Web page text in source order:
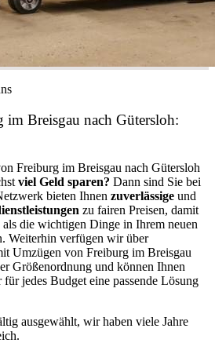
Breisgau nach Gütersloh:
Freiburg im Breisgau nach Gütersloh
viel Geld sparen? Dann sind Sie bei
bieten Ihnen zuverlässige und
zu fairen Preisen, damit
als die wichtigen Dinge in Ihrem neuen
Weiterhin verfügen wir über
Umzügen von Freiburg im Breisgau
Größenordnung und können Ihnen
jedes Budget eine passende Lösung
ausgewählt, wir haben viele Jahre